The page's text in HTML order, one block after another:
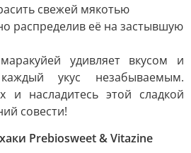
свежей мякотью
распределив её на застывшую
удивляет вкусом и
укус незабываемым.
и насладитесь этой сладкой
совести!
Prebiosweet & Vitazine